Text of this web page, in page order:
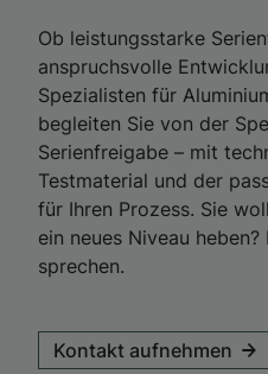
Ob leistungsstarke
anspruchsvolle
Spezialisten für
begleiten Sie von der
Serienfreigabe – mit
Testmaterial und der
für Ihren Prozess. Sie
ein neues Niveau heben?
sprechen.
Kontakt aufnehmen